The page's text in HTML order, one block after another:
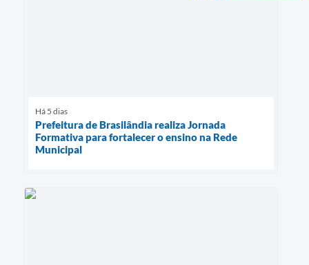
Há 5 dias
Prefeitura de Brasilândia realiza Jornada
Formativa para fortalecer o ensino na Rede
Municipal